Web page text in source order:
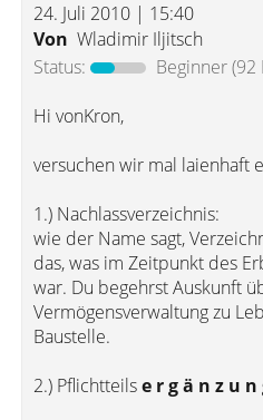
24. Juli 2010 | 15:40
Von Wladimir Iljitsch
Status:
Beginner(92
Hi vonKron,
versuchen wir mal laienhaft
1.) Nachlassverzeichnis:
wie der Name sagt,
das, was im Zeitpunkt des
war. Du begehrst Auskunft
Vermögensverwaltung zu
Baustelle.
2.) Pflichtteilse r g ä n z u n